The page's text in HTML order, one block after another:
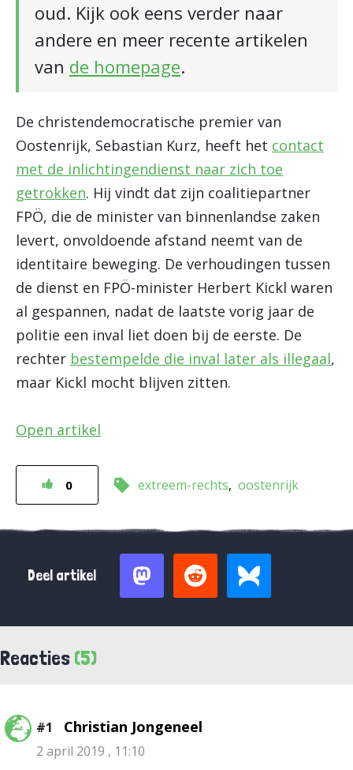
oud. Kijk ook eens verder naar
andere en meer recente artikelen
van de homepage.
De christendemocratische premier van
Oostenrijk, Sebastian Kurz, heeft het contact
met de inlichtingendienst naar zich toe
getrokken. Hij vindt dat zijn coalitiepartner
FPÖ, die de minister van binnenlandse zaken
levert, onvoldoende afstand neemt van de
identitaire beweging. De verhoudingen tussen
de dienst en FPÖ-minister Herbert Kickl waren
al gespannen, nadat de laatste vorig jaar de
politie een inval liet doen bij de eerste. De
rechter bestempelde die inval later als illegaal,
maar Kickl mocht blijven zitten.
Open artikel
0 extreem-rechts oostenrijk
Deel artikel
Reacties (5)
#1 Christian Jongeneel
2 april 2019 , 11:10